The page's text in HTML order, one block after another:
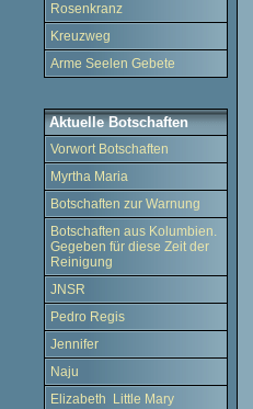
Rosenkranz
Kreuzweg
Arme Seelen Gebete
Aktuelle Botschaften
Vorwort Botschaften
Myrtha Maria
Botschaften zur Warnung
Botschaften aus Kolumbien.
Gegeben für diese Zeit der
Reinigung
JNSR
Pedro Regis
Jennifer
Naju
Elizabeth Little Mary